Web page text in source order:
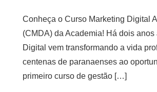
Conheça o Curso Marketing Digital
(CMDA) da Academia! Há dois anos
Digital vem transformando a vida
centenas de paranaenses ao
primeiro curso de gestão […]